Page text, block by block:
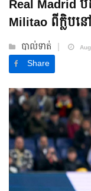
Real Madrid
Militao ពីក្លិបន
បាល់ទាត់
Share